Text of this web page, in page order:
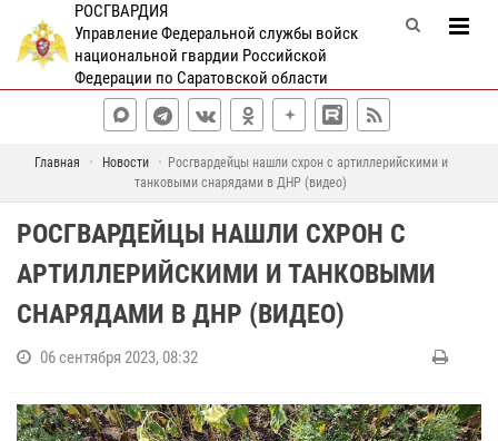
РОСГВАРДИЯ
Управление Федеральной службы войск
национальной гвардии Российской
Федерации по Саратовской области
Главная Новости
Росгвардейцы нашли схрон с артиллерийскими и
танковыми снарядами в ДНР (видео)
РОСГВАРДЕЙЦЫ НАШЛИ СХРОН С
АРТИЛЛЕРИЙСКИМИ И ТАНКОВЫМИ
СНАРЯДАМИ В ДНР (ВИДЕО)
06 сентября 2023, 08:32